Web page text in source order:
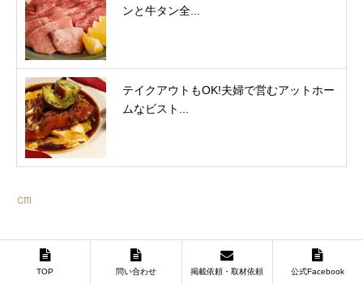
ンと牛タン全...
テイクアウトもOK!夫婦で営むアットホー
ムなビスト...
㎝
TOP 問い合わせ 掲載依頼・取材依頼 公式Facebook